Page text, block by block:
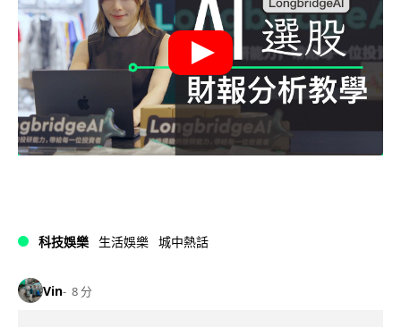
科技娛樂 生活娛樂 城中熱話
Vin 8 分